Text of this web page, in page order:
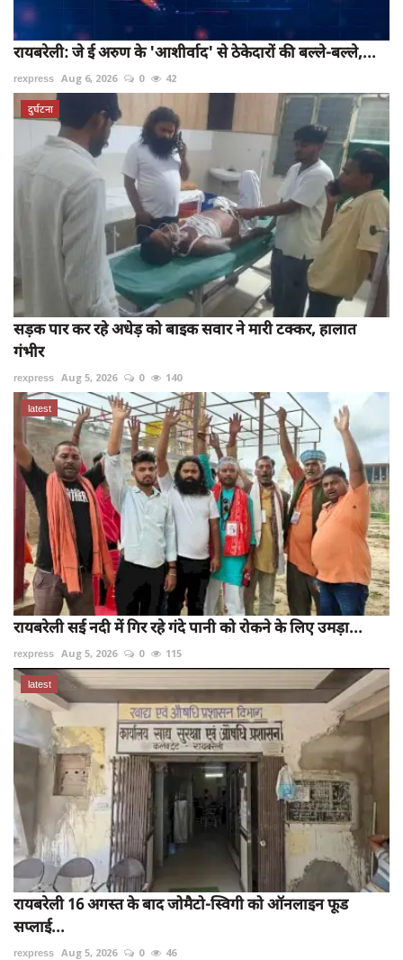
रायबरेली: जे ई अरुण के 'आशीर्वाद' से ठेकेदारों की बल्ले-बल्ले,...
rexpress Aug 6, 2026 0 42
दुर्घटना
सड़क पार कर रहे अधेड़ को बाइक सवार ने मारी टक्कर, हालात
गंभीर
rexpress Aug 5, 2026 0 140
latest
रायबरेली सई नदी में गिर रहे गंदे पानी को रोकने के लिए उमड़ा...
rexpress Aug 5, 2026 0 115
latest
रायबरेली 16 अगस्त के बाद जोमैटो-स्विगी को ऑनलाइन फूड
सप्लाई...
rexpress Aug 5, 2026 0 46